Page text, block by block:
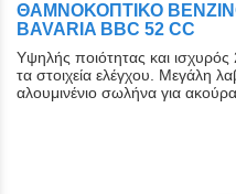
ΘΑΜΝΟΚΟΠΤΙΚΟ
BAVARIA BBC 52 CC
Υψηλής ποιότητας και
τα στοιχεία ελέγχου. Μεγάλη
αλουμινένιο σωλήνα για